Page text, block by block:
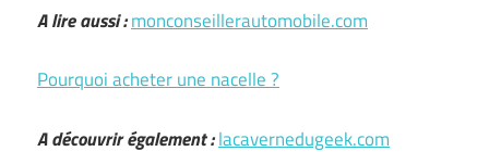
A lire aussi :monconseillerautomobile.com
Pourquoi acheter une nacelle ?
A découvrir également :lacavernedugeek.com